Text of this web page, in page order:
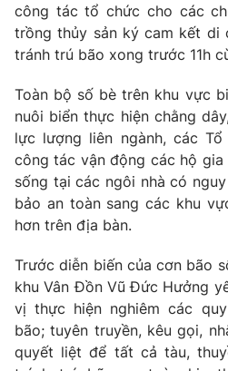
THỜI BÁO VTV
Theo dõi báo trên
Cơ quan chủ quản:Đài Truyền
Cơ quan báo chí:
Thời báo VTV
cấp ngày 29/12/2023
Tổng Biên tập: Vũ Thanh Thủy
Phó Tổng Biên tập:Nguyễn Thị Mỹ
Nguyễn Trọng Ninh
Tổng đài VTV:024.38 355 931 -
công tác tổ chức cho các
trồng thủy sản ký cam kết di
tránh trú bão xong trước 11h
Toàn bộ số bè trên khu vực
nuôi biển thực hiện chằng
lực lượng liên ngành, các
công tác vận động các hộ gia
sống tại các ngôi nhà có
bảo an toàn sang các khu
hơn trên địa bàn.
Trước diễn biến của cơn bão
khu Vân Đồn Vũ Đức Hưởng
vị thực hiện nghiêm các
bão; tuyên truyền, kêu gọi,
quyết liệt để tất cả tàu,